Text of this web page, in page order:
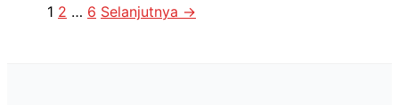
Halaman
1 Halaman
2 … Halaman
6 Selanjutnya →